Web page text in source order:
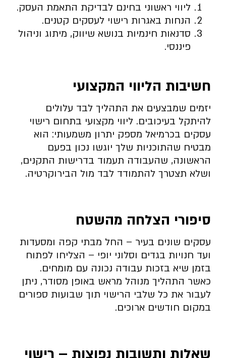
ליווי ראשוני בחינם לבדיקת התאמת העסק.
הנחות באגרות רישוי לעסקים קטנים.
סדנאות חינמיות בנושא שיווק, מיתוג וניהול
פיננסי.
חשיבות הליווי המקצועי
יזמים שמבצעים את התהליך לבד עלולים
להיתקל בעיכובים. ליווי מקצועי בתחום רישוי
עסקים בכרמיאל מספק יתרון משמעותי: הוא
מבטיח שהתוכניות שלך יוגשו נכון בפעם
הראשונה, שהעבודה תעמוד בדרישות התקנים,
ושלא תצטרך להתמודד לבד מול הבירוקרטיה.
סיפורי הצלחה מהשטח
עסקים שונים בעיר – החל מבתי קפה ומסעדות
ועד חנויות בגדים וסלוני יופי – הצליחו לפתוח
בזמן שיא בזכות עבודה נכונה עם מומחים.
כאשר התהליך מנוהל מראש באופן מסודר, ניתן
לעבור את כל שלבי הרישוי תוך שבועות ספורים
במקום חודשים ארוכים.